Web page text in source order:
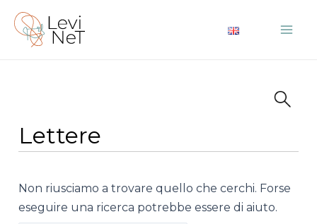
contenuto
Lettere
Non riusciamo a trovare quello che cerchi. Forse
eseguire una ricerca potrebbe essere di aiuto.